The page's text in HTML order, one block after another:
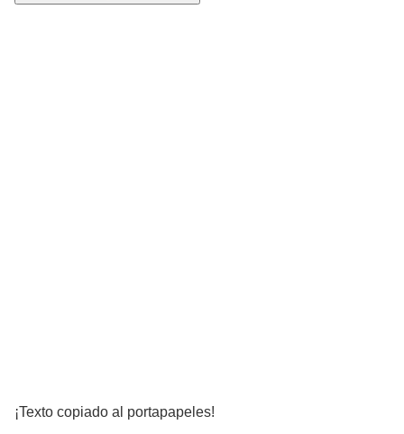
¡Texto copiado al portapapeles!